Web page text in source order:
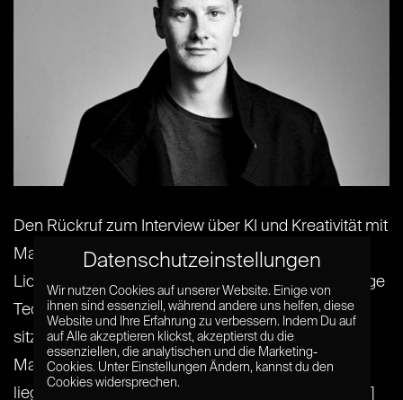
Den Rückruf zum Interview über KI und Kreativität mit
Mads Pankow bekomme ich auf einer kleinen
Lichtung mitten im Teutoburger Wald. Der 33-jährige
Technikphilosoph, Herausgeber und Politikberater
sitzt an diesem sonnigen Dienstagnachmittag im
Mai gut vorbereitet in seinem Berliner Büro – ihm
liegen meine Fragen vor – ich habe immerhin[...] [...]
Datenschutzeinstellungen
Wir nutzen Cookies auf unserer Website. Einige von
ihnen sind essenziell, während andere uns helfen, diese
Website und Ihre Erfahrung zu verbessern. Indem Du auf
auf Alle akzeptieren klickst, akzeptierst du die
essenziellen, die analytischen und die Marketing-
Cookies. Unter Einstellungen Ändern, kannst du den
Cookies widersprechen.